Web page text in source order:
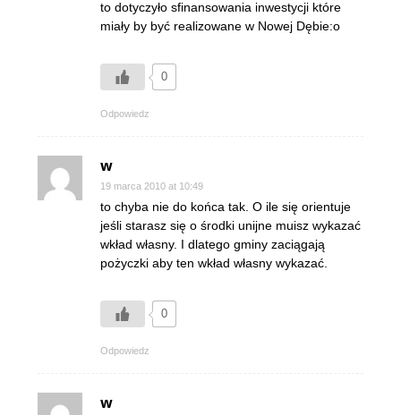
to dotyczyło sfinansowania inwestycji które
miały by być realizowane w Nowej Dębie:o
0
Odpowiedz
w
19 marca 2010 at 10:49
to chyba nie do końca tak. O ile się orientuje
jeśli starasz się o środki unijne muisz wykazać
wkład własny. I dlatego gminy zaciągają
pożyczki aby ten wkład własny wykazać.
0
Odpowiedz
w